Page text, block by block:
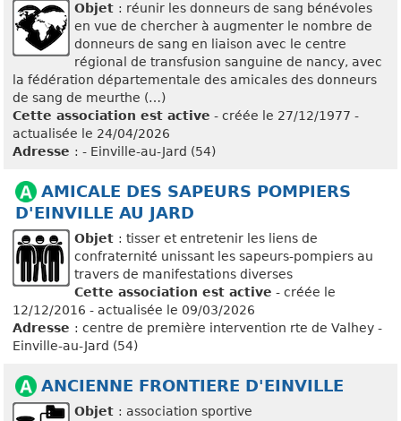
Objet : réunir les donneurs de sang bénévoles
en vue de chercher à augmenter le nombre de
donneurs de sang en liaison avec le centre
régional de transfusion sanguine de nancy, avec
la fédération départementale des amicales des donneurs
de sang de meurthe (…)
Cette association est active - créée le 27/12/1977 -
actualisée le 24/04/2026
Adresse : - Einville-au-Jard (54)
AMICALE DES SAPEURS POMPIERS
D'EINVILLE AU JARD
Objet : tisser et entretenir les liens de
confraternité unissant les sapeurs-pompiers au
travers de manifestations diverses
Cette association est active - créée le
12/12/2016 - actualisée le 09/03/2026
Adresse : centre de première intervention rte de Valhey -
Einville-au-Jard (54)
ANCIENNE FRONTIERE D'EINVILLE
Objet : association sportive